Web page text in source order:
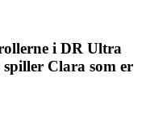
i DR Ultra
spiller Clara som er